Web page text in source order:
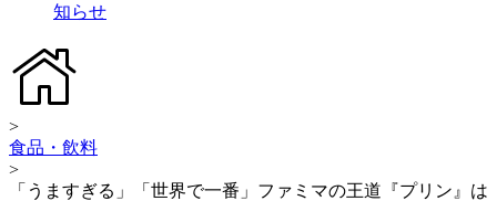
知らせ
>
食品・飲料
>
「うますぎる」「世界で一番」ファミマの王道『プリン』は